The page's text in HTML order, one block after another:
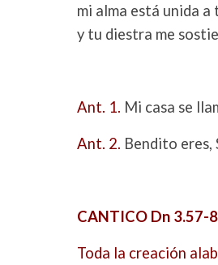
mi alma está unida a
y tu diestra me
Ant. 1. Mi casa se
Ant. 2. Bendito eres,
CANTICO Dn 3.57-
Toda la creación